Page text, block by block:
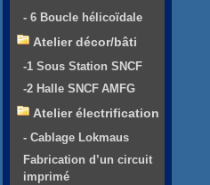
- 6 Boucle hélicoïdale
Atelier décor/bâti
-1 Sous Station SNCF
-2 Halle SNCF AMFG
Atelier électrification
- Cablage Lokmaus
Fabrication d’un circuit
imprimé